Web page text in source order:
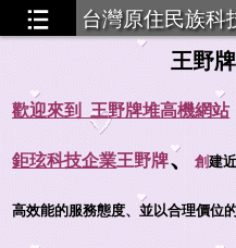
台灣原住民族科
an Aboriginal
王野
歡迎來到 王野牌堆高機網站
鉅玹科技企業王野牌、創建
高效能的服務態度、並以合理價位